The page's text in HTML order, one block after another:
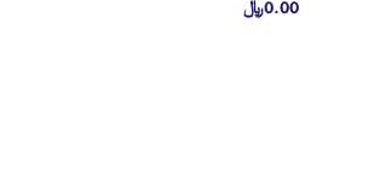
0.00﷼